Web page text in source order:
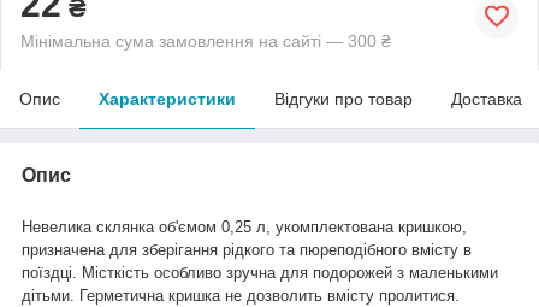
₴
Мінімальна сума замовлення на сайті — 300 ₴
Опис Характеристики Відгуки про товар Доставка
Опис
Невелика склянка об'ємом 0,25 л, укомплектована кришкою,
призначена для зберігання рідкого та пюреподібного вмісту в
поїздці. Місткість особливо зручна для подорожей з маленькими
дітьми. Герметична кришка не дозволить вмісту пролитися.